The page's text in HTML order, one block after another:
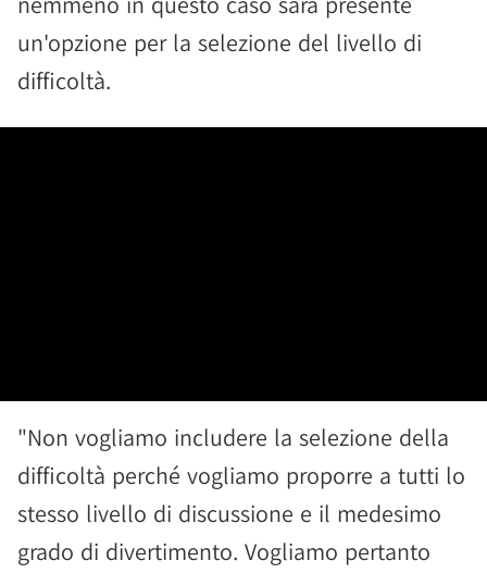
un'opzione per la selezione del livello di
difficoltà.
"Non vogliamo includere la selezione della
difficoltà perché vogliamo proporre a tutti lo
stesso livello di discussione e il medesimo
grado di divertimento. Vogliamo pertanto